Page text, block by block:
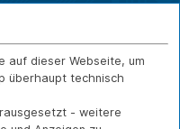
IT-Beratung und
Service
Reparatur
Versand- und
auf dieser Webseite, um
überhaupt technisch
- weitere